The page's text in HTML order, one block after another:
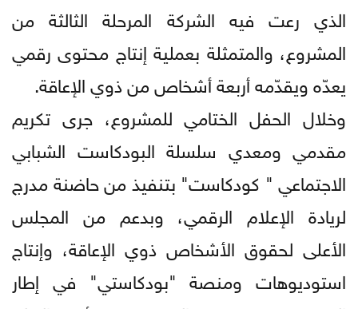
الذي رعت فيه الشركة المرحلة الثالثة من
المشروع، والمتمثلة بعملية إنتاج محتوى رقمي
يعدّه ويقدّمه أربعة أشخاص من ذوي الإعاقة.
وخلال الحفل الختامي للمشروع، جرى تكريم
مقدمي ومعدي سلسلة البودكاست الشبابي
الاجتماعي " كودكاست" بتنفيذ من حاضنة مدرج
لريادة الإعلام الرقمي، وبدعم من المجلس
الأعلى لحقوق الأشخاص ذوي الإعاقة، وإنتاج
استوديوهات ومنصة "بودكاستي" في إطار